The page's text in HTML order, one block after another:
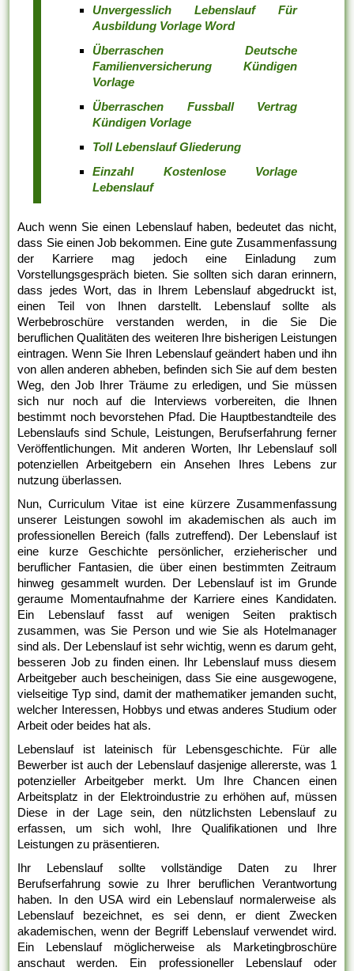
Unvergesslich Lebenslauf Für
Ausbildung Vorlage Word
Überraschen Deutsche
Familienversicherung Kündigen
Vorlage
Überraschen Fussball Vertrag
Kündigen Vorlage
Toll Lebenslauf Gliederung
Einzahl Kostenlose Vorlage
Lebenslauf
Auch wenn Sie einen Lebenslauf haben, bedeutet das nicht,
dass Sie einen Job bekommen. Eine gute Zusammenfassung
der Karriere mag jedoch eine Einladung zum
Vorstellungsgespräch bieten. Sie sollten sich daran erinnern,
dass jedes Wort, das in Ihrem Lebenslauf abgedruckt ist,
einen Teil von Ihnen darstellt. Lebenslauf sollte als
Werbebroschüre verstanden werden, in die Sie Die
beruflichen Qualitäten des weiteren Ihre bisherigen Leistungen
eintragen. Wenn Sie Ihren Lebenslauf geändert haben und ihn
von allen anderen abheben, befinden sich Sie auf dem besten
Weg, den Job Ihrer Träume zu erledigen, und Sie müssen
sich nur noch auf die Interviews vorbereiten, die Ihnen
bestimmt noch bevorstehen Pfad. Die Hauptbestandteile des
Lebenslaufs sind Schule, Leistungen, Berufserfahrung ferner
Veröffentlichungen. Mit anderen Worten, Ihr Lebenslauf soll
potenziellen Arbeitgebern ein Ansehen Ihres Lebens zur
nutzung überlassen.
Nun, Curriculum Vitae ist eine kürzere Zusammenfassung
unserer Leistungen sowohl im akademischen als auch im
professionellen Bereich (falls zutreffend). Der Lebenslauf ist
eine kurze Geschichte persönlicher, erzieherischer und
beruflicher Fantasien, die über einen bestimmten Zeitraum
hinweg gesammelt wurden. Der Lebenslauf ist im Grunde
geraume Momentaufnahme der Karriere eines Kandidaten.
Ein Lebenslauf fasst auf wenigen Seiten praktisch
zusammen, was Sie Person und wie Sie als Hotelmanager
sind als. Der Lebenslauf ist sehr wichtig, wenn es darum geht,
besseren Job zu finden einen. Ihr Lebenslauf muss diesem
Arbeitgeber auch bescheinigen, dass Sie eine ausgewogene,
vielseitige Typ sind, damit der mathematiker jemanden sucht,
welcher Interessen, Hobbys und etwas anderes Studium oder
Arbeit oder beides hat als.
Lebenslauf ist lateinisch für Lebensgeschichte. Für alle
Bewerber ist auch der Lebenslauf dasjenige allererste, was 1
potenzieller Arbeitgeber merkt. Um Ihre Chancen einen
Arbeitsplatz in der Elektroindustrie zu erhöhen auf, müssen
Diese in der Lage sein, den nützlichsten Lebenslauf zu
erfassen, um sich wohl, Ihre Qualifikationen und Ihre
Leistungen zu präsentieren.
Ihr Lebenslauf sollte vollständige Daten zu Ihrer
Berufserfahrung sowie zu Ihrer beruflichen Verantwortung
haben. In den USA wird ein Lebenslauf normalerweise als
Lebenslauf bezeichnet, es sei denn, er dient Zwecken
akademischen, wenn der Begriff Lebenslauf verwendet wird.
Ein Lebenslauf möglicherweise als Marketingbroschüre
anschaut werden. Ein professioneller Lebenslauf oder